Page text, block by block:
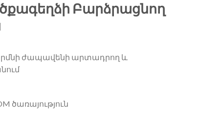
Բարձրացնող
ժապավենի արտադրող և
ծառայություն